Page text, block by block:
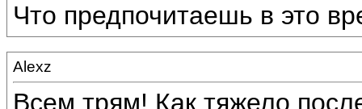
Что предпочитаешь в это
Alexz
Всем трям! Как тяжело